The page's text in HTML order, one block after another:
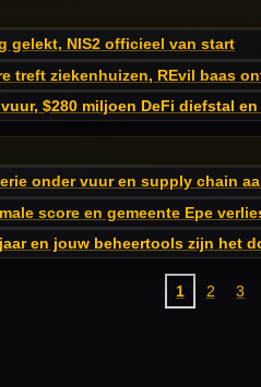
gelekt, NIS2 officieel van start
treft ziekenhuizen, REvil baas
$280 miljoen DeFi diefstal
onder vuur en supply chain
score en gemeente Epe
en jouw beheertools zijn het
1 2 3